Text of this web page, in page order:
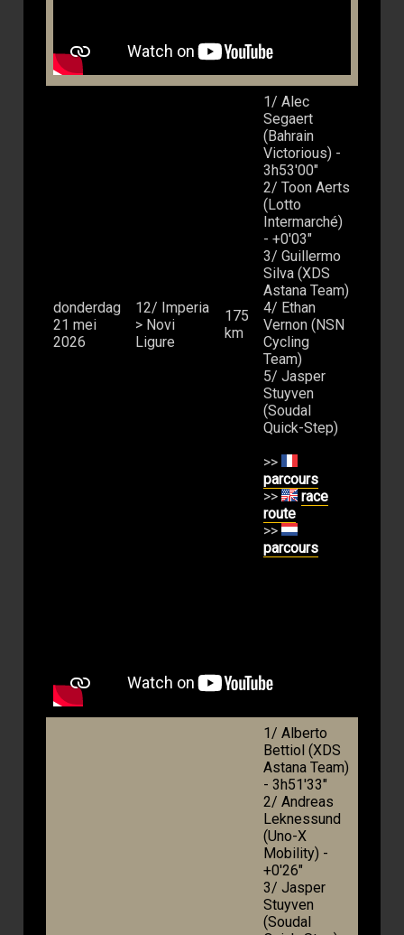
donderdag
21 mei
2026
12/ Imperia
> Novi
Ligure
175
km
1/ Alec
Segaert
(Bahrain
Victorious) -
3h53'00"
2/ Toon Aerts
(Lotto
Intermarché)
- +0'03"
3/ Guillermo
Silva (XDS
Astana Team)
4/ Ethan
Vernon (NSN
Cycling
Team)
5/ Jasper
Stuyven
(Soudal
Quick-Step)
>>
parcours
>>
race
route
>>
parcours
1/ Alberto
Bettiol (XDS
Astana Team)
- 3h51'33"
2/ Andreas
Leknessund
(Uno-X
Mobility) -
+0'26"
3/ Jasper
Stuyven
(Soudal